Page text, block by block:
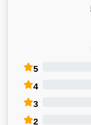
5
4
3
2